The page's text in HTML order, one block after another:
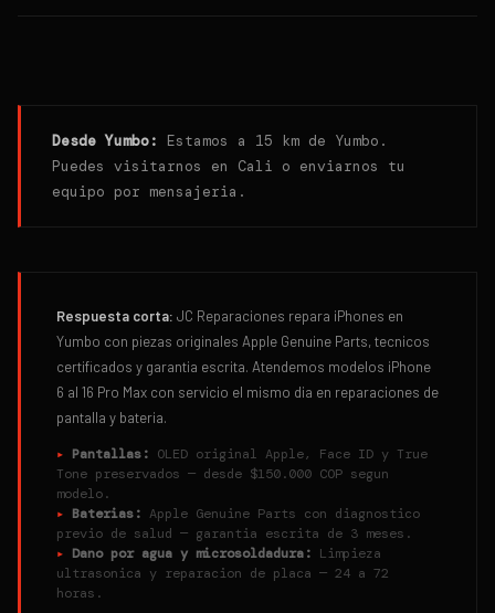
DesdeYumbo:
Estamos a 15 km de Yumbo.
Puedes visitarnos en Cali o enviarnos tu
equipo por mensajeria.
Respuesta corta: JC Reparaciones repara iPhones en
Yumbo con piezas originales Apple Genuine Parts, tecnicos
certificados y garantia escrita. Atendemos modelos iPhone
6 al 16 Pro Max con servicio el mismo dia en reparaciones de
pantalla y bateria.
▸ Pantallas: OLED original Apple, Face ID y True
Tone preservados — desde $150.000 COP segun
modelo.
▸ Baterias: Apple Genuine Parts con diagnostico
previo de salud — garantia escrita de 3 meses.
▸ Dano por agua y microsoldadura: Limpieza
ultrasonica y reparacion de placa — 24 a 72
horas.